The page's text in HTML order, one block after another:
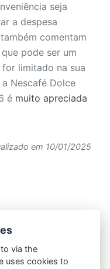
seja
a despesa
comentam
pode ser um
limitado na sua
Nescafé Dolce
é muito apreciada
em 10/01/2025
via the
uses cookies to